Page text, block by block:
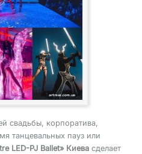
свадьбы, корпоратива,
танцевальных пауз или
LED-PJ Ballet» Киева сделает